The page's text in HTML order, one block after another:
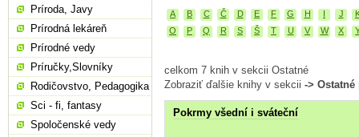
A B C Č D E F G H I J
O
P Q R S Š T U V W X
celkom 7 knih v sekcii Ostatné
Zobraziť ďalšie knihy v sekcii ->
Pokrmy všední i sváteční
Príroda, Javy
Prírodná lekáreň
Prírodné vedy
Príručky,Slovníky
Rodičovstvo, Pedagogika
Sci - fi, fantasy
Spoločenské vedy